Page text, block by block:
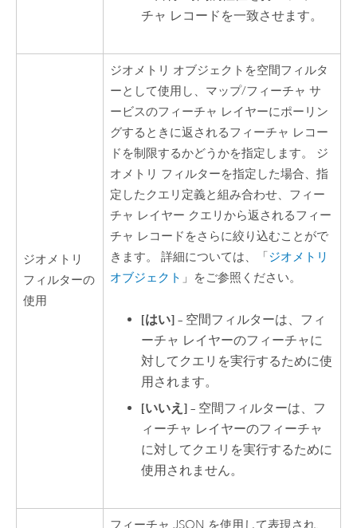
チャ レコードを一致させます。
ジオメトリ
フィルターの
使用
ジオメトリ オブジェクトを空間フィルタ
ーとして使用し、マップ/フィーチャ サ
ービスのフィーチャ レイヤーにポーリン
グするときに返されるフィーチャ レコー
ドを制限するかどうかを指定します。 ジ
オメトリ フィルターを指定した場合、指
定したクエリ定義と組み合わせ、フィー
チャ レイヤー クエリから返されるフィー
チャ レコードをさらに絞り込むことがで
きます。 詳細については、「ジオメトリ
オブジェクト 」をご参照ください。
[はい] – 空間フィルターは、フィ
ーチャ レイヤーのフィーチャに
対してクエリを実行するために使
用されます。
[いいえ] – 空間フィルターは、フ
ィーチャ レイヤーのフィーチャ
に対してクエリを実行するために
使用されません。